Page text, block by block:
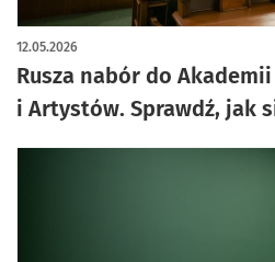
Rusza nabór do
i Artystów. Sprawdź, jak
12.05.2026